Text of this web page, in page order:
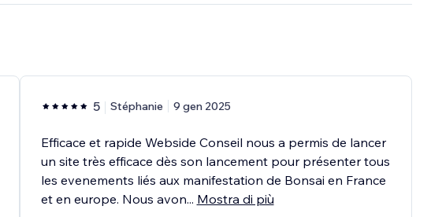
5 Stéphanie 9 gen 2025
Efficace et rapide Webside Conseil nous a permis de lancer
un site très efficace dès son lancement pour présenter tous
les evenements liés aux manifestation de Bonsai en France
et en europe. Nous avon... Mostra di più